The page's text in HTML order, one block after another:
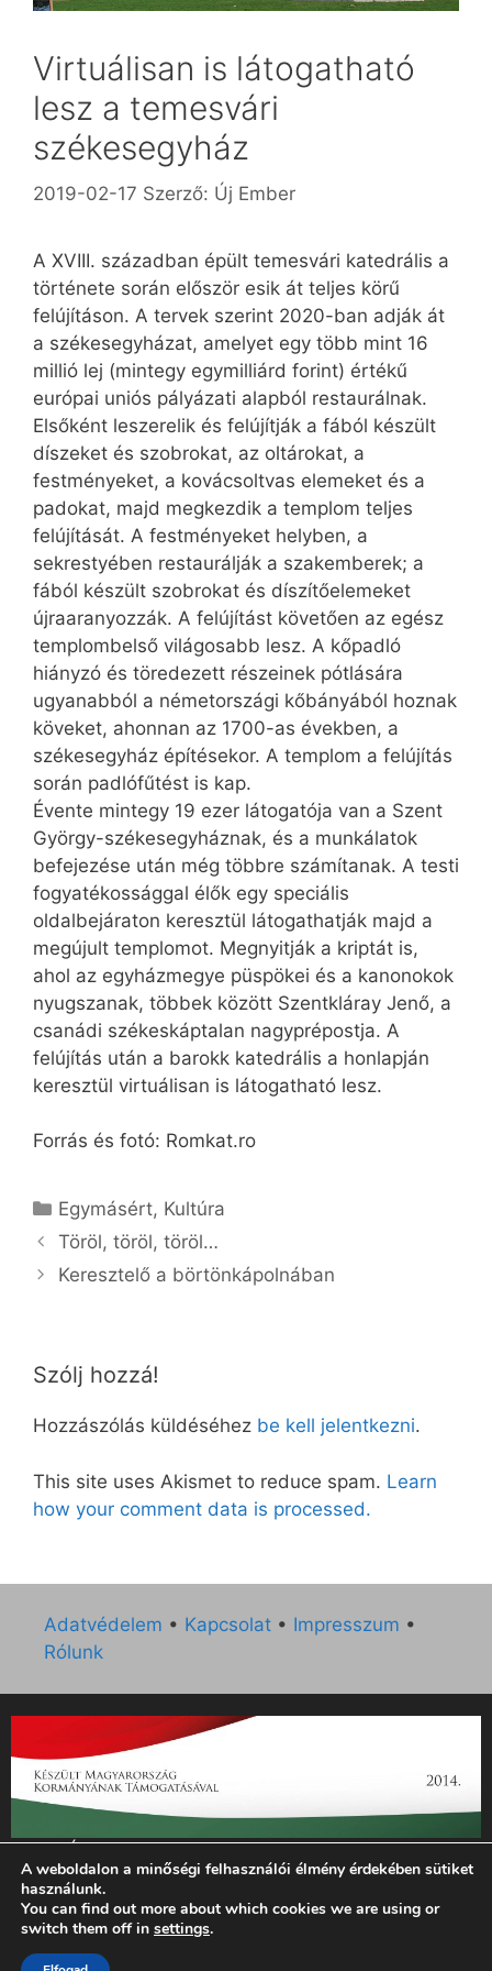
Virtuálisan is látogatható
lesz a temesvári
székesegyház
2019-02-17 Szerző: Új Ember
A XVIII. században épült temesvári katedrális a
története során először esik át teljes körű
felújításon. A tervek szerint 2020-ban adják át
a székesegyházat, amelyet egy több mint 16
millió lej (mint­egy egymilliárd forint) értékű
európai uniós pályázati alapból restaurálnak.
Elsőként leszerelik és felújítják a fából készült
díszeket és szobrokat, az oltárokat, a
festményeket, a kovácsoltvas elemeket és a
padokat, majd megkezdik a templom teljes
felújítását. A festményeket helyben, a
sekrestyében restaurálják a szakemberek; a
fából készült szobrokat és díszítőelemeket
újraaranyozzák. A felújítást követően az egész
templombelső világosabb lesz. A kőpadló
hiányzó és töredezett részeinek pótlására
ugyan­abból a németországi kőbányából hoznak
köveket, ahonnan az 1700-as években, a
székesegyház építésekor. A templom a felújítás
során padlófűtést is kap.
Évente mintegy 19 ezer látogatója van a Szent
György-székesegyháznak, és a munkálatok
befejezése után még többre számítanak. A testi
fogyatékossággal élők egy speciális
oldalbejáraton keresztül látogathatják majd a
megújult templomot. Megnyitják a kriptát is,
ahol az egyházmegye püspökei és a kanonokok
nyugszanak, többek között Szentkláray Jenő, a
csanádi székeskáptalan nagyprépostja. A
felújítás után a barokk katedrális a honlapján
keresztül virtuálisan is látogatható lesz.
Forrás és fotó: Romkat.ro
Kategória
Egymásért, Kultúra
Töröl, töröl, töröl…
Keresztelő a börtönkápolnában
Szólj hozzá!
Hozzászólás küldéséhez be kell jelentkezni.
This site uses Akismet to reduce spam. Learn
how your comment data is processed.
Adatvédelem • Kapcsolat • Impresszum •
Rólunk
„Az Új Ember katolikus hetilap 2014. évi működésének
támogatását az EGYH-KCP-14-P-0121 sz. támogatási
szerződés keretében 3 000 000 Ft összegben támogatta az
Emberi Erőforrások Minisztériuma.”
A weboldalon a minőségi felhasználói élmény érdekében sütiket
használunk.
You can find out more about which cookies we are using or
switch them off in settings.